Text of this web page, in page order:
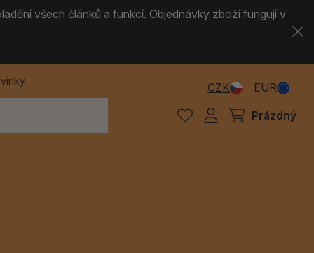
všech článků a funkcí. Objednávky zboží fungují v
CZK
EUR
Prázdný